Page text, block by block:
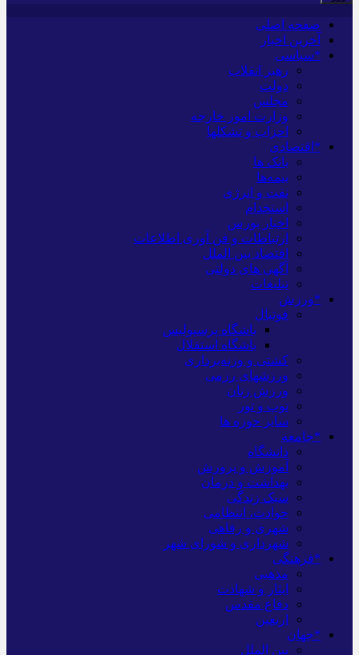
صفحه اصلی
آخرین اخبار
*سیاسی
رهبر انقلاب
دولت
مجلس
وزارت امور خارجه
احزاب و تشکلها
*اقتصادی
بانک ها
بیمه‌ها
نفت و انرژی
استخدام
اخبار بورس
ارتباطات و فن آوری اطلاعات
اقتصاد بین الملل
آگهی های دولتی
تبلیغات
*ورزش
فوتبال
باشگاه پرسپولیس
باشگاه استقلال
کشتی و وزنه‌برداری
ورزشهای رزمی
ورزش زنان
توپ و تور
سایر حوزه ها
*جامعه
دانشگاه
آموزش و پرورش
بهداشت و درمان
سبک زندگی
حوادث، انتظامی
شهری و رفاهی
شهرداری و شورای شهر
*فرهنگی
مذهبی
ایثار و شهادت
دفاع مقدس
اربعین
*جهان
بین الملل